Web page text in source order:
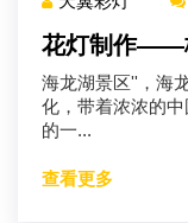
花灯制作——
海龙湖景区''，海
化，带着浓浓的
的一...
查看更多